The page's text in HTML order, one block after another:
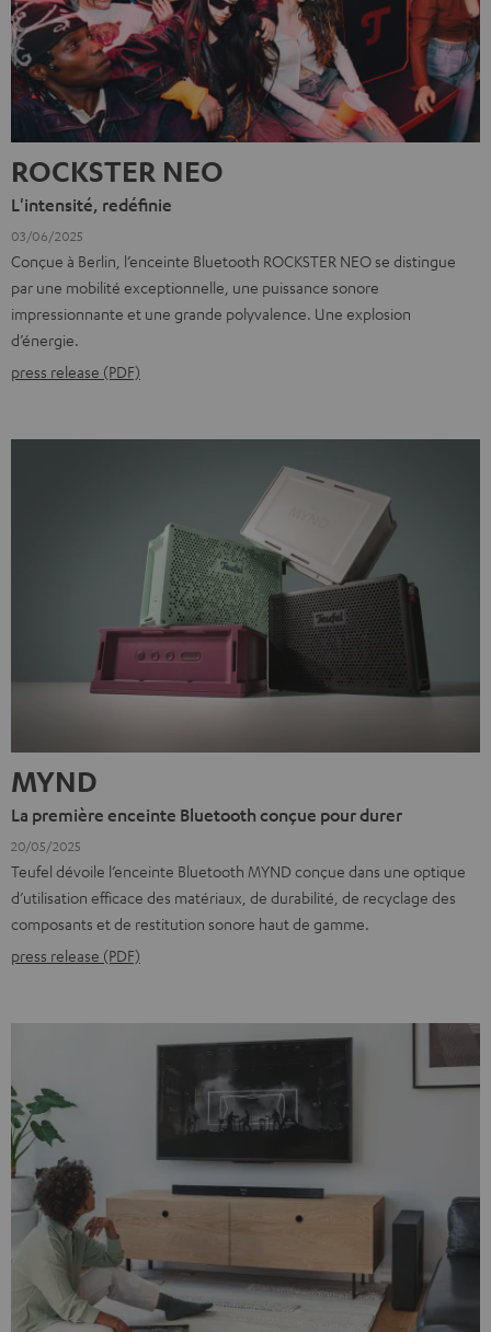
ROCKSTER NEO
L'intensité, redéfinie
03/06/2025
Conçue à Berlin, l’enceinte Bluetooth ROCKSTER NEO se distingue
par une mobilité exceptionnelle, une puissance sonore
impressionnante et une grande polyvalence. Une explosion
d’énergie.
press release (PDF)
MYND
La première enceinte Bluetooth conçue pour durer
20/05/2025
Teufel dévoile l’enceinte Bluetooth MYND conçue dans une optique
d’utilisation efficace des matériaux, de durabilité, de recyclage des
composants et de restitution sonore haut de gamme.
press release (PDF)